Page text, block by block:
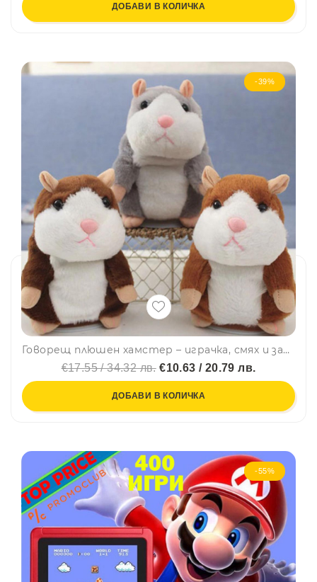
ДОБАВИ В КОЛИЧКА
-39%
Говорещ плюшен хамстер – играчка, смях и забавления за всички
€17.55 / 34.32 лв.€10.63 / 20.79 лв.
ДОБАВИ В КОЛИЧКА
-55%